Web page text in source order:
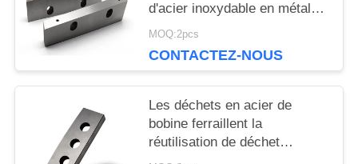
DU
SITE
POLITIQUE
d'acier inoxydable en métal
réutilisant la ligne
MOQ:2pcs
CONTACTEZ-NOUS
Les déchets en acier de
bobine ferraillent la
réutilisation de déchet
métallique de Chopper Blades